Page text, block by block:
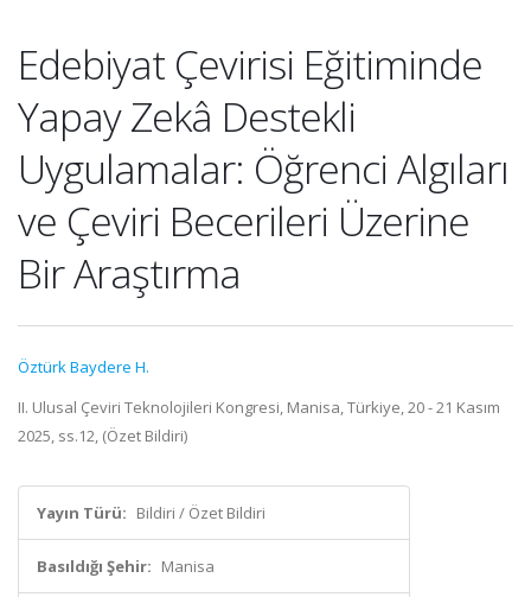
Edebiyat Çevirisi Eğitiminde
Yapay Zekâ Destekli
Uygulamalar: Öğrenci Algıları
ve Çeviri Becerileri Üzerine
Bir Araştırma
Öztürk Baydere H.
II. Ulusal Çeviri Teknolojileri Kongresi, Manisa, Türkiye, 20 - 21 Kasım
2025, ss.12, (Özet Bildiri)
Yayın Türü: Bildiri / Özet Bildiri
Basıldığı Şehir: Manisa